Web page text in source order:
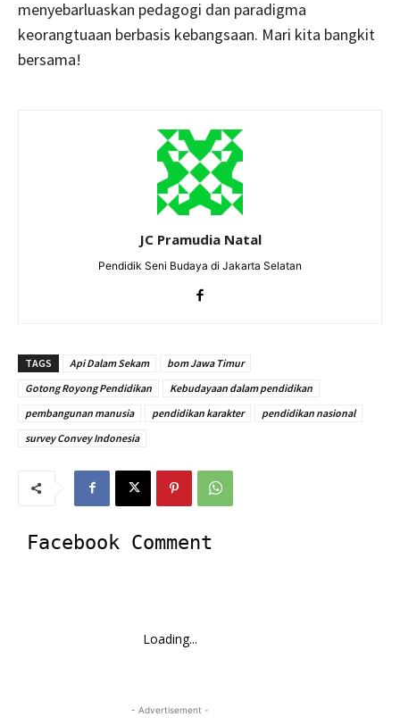
menyebarluaskan pedagogi dan paradigma
keorangtuaan berbasis kebangsaan. Mari kita bangkit
bersama!
JC Pramudia Natal
Pendidik Seni Budaya di Jakarta Selatan
TAGS Api Dalam Sekam
bom Jawa Timur
Gotong Royong Pendidikan
Kebudayaan dalam pendidikan
pembangunan manusia
pendidikan karakter
pendidikan nasional
survey Convey Indonesia
Facebook Comment
Loading...
- Advertisement -